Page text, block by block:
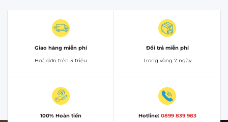
Giao hàng miễn phí
Hoá đơn trên 3 triệu
Đổi trả miễn phí
Trong vòng 7 ngày
100% Hoàn tiền
Hotline: 0899 839 983